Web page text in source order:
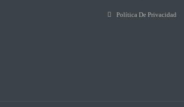
Política De Privacidad